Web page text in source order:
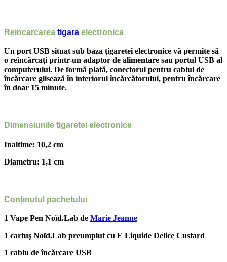
Reincarcarea tigara electronica
Un port USB situat sub baza țigaretei electronice vă permite să
o reîncărcați printr-un adaptor de alimentare sau portul USB al
computerului. De formă plată, conectorul pentru cablul de
încărcare glisează în interiorul încărcătorului, pentru încărcare
în doar 15 minute.
Dimensiunile tigaretei electronice
Inaltime: 10,2 cm
Diametru: 1,1 cm
Conținutul pachetului
1 Vape Pen Noïd.Lab de Marie Jeanne
1 cartuş Noïd.Lab preumplut cu E Liquide Delice Custard
1 cablu de încărcare USB